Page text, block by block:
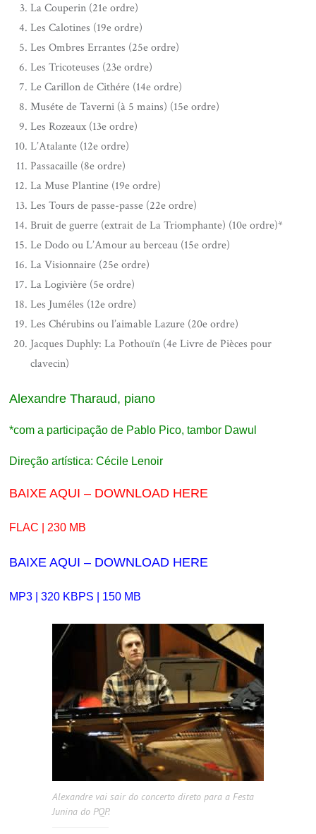
La Couperin (21e ordre)
Les Calotines (19e ordre)
Les Ombres Errantes (25e ordre)
Les Tricoteuses (23e ordre)
Le Carillon de Cithére (14e ordre)
Muséte de Taverni (à 5 mains) (15e ordre)
Les Rozeaux (13e ordre)
L’Atalante (12e ordre)
Passacaille (8e ordre)
La Muse Plantine (19e ordre)
Les Tours de passe-passe (22e ordre)
Bruit de guerre (extrait de La Triomphante) (10e ordre)*
Le Dodo ou L’Amour au berceau (15e ordre)
La Visionnaire (25e ordre)
La Logivière (5e ordre)
Les Juméles (12e ordre)
Les Chérubins ou l’aimable Lazure (20e ordre)
Jacques Duphly: La Pothouïn (4e Livre de Pièces pour
clavecin)
Alexandre Tharaud, piano
*com a participação de Pablo Pico, tambor Dawul
Direção artística: Cécile Lenoir
BAIXE AQUI – DOWNLOAD HERE
FLAC | 230 MB
BAIXE AQUI – DOWNLOAD HERE
MP3 | 320 KBPS | 150 MB
Alexandre vai sair do concerto direto para a Festa
Junina do PQP.